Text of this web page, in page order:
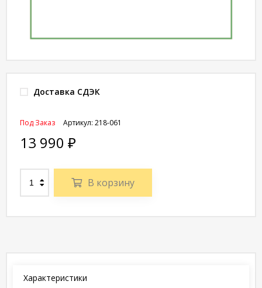
Доставка СДЭК
Артикул: 218-061
Под Заказ
13 990 ₽
В корзину
Характеристики